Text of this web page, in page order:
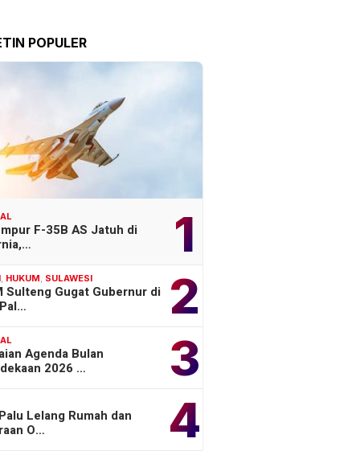
POPULER
1
F-35B AS Jatuh di
2
HUKUM SULAWESI
Sulteng Gugat Gubernur di
3
Agenda Bulan
2026 …
4
Lelang Rumah dan
O…